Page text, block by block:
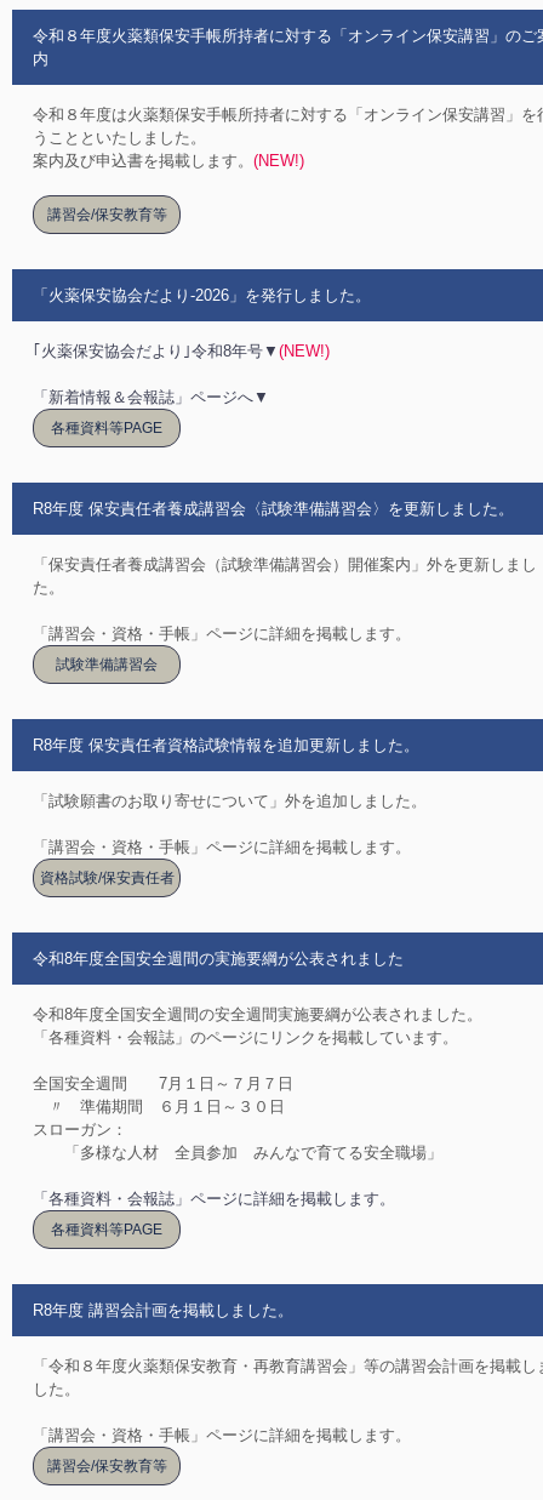
令和８年度火薬類保安手帳所持者に対する「オンライン保安講習」のご
内
令和８年度は火薬類保安手帳所持者に対する「オンライン保安講習」を
うことといたしました。
案内及び申込書を掲載します。 (NEW!)
講習会/保安教育等
「火薬保安協会だより-2026」を発行しました。
｢火薬保安協会だより｣令和8年号▼ (NEW!)
「新着情報＆会報誌」ページへ▼
各種資料等PAGE
R8年度 保安責任者養成講習会〈試験準備講習会〉を更新しました。
「保安責任者養成講習会（試験準備講習会）開催案内」外を更新しまし
た。
「講習会・資格・手帳」ページに詳細を掲載します。
試験準備講習会
R8年度 保安責任者資格試験情報を追加更新しました。
「試験願書のお取り寄せについて」外を追加しました。
「講習会・資格・手帳」ページに詳細を掲載します。
資格試験/保安責任者
令和8年度全国安全週間の実施要綱が公表されました
令和8年度全国安全週間の安全週間実施要綱が公表されました。
「各種資料・会報誌」のページにリンクを掲載しています。
全国安全週間 7月１日～７月７日
〃 準備期間 ６月１日～３０日
スローガン：
「多様な人材 全員参加 みんなで育てる安全職場」
「各種資料・会報誌」ページに詳細を掲載します。
各種資料等PAGE
R8年度 講習会計画を掲載しました。
「令和８年度火薬類保安教育・再教育講習会」等の講習会計画を掲載し
した。
「講習会・資格・手帳」ページに詳細を掲載します。
講習会/保安教育等